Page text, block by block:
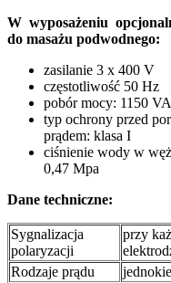
W wyposażeniu
do masażu podwodnego:
zasilanie 3 x 400 V
częstotliwość 50 Hz
pobór mocy: 1150 VA
typ ochrony przed
prądem: klasa I
ciśnienie wody w
0,47 Mpa
Dane techniczne:
Sygnalizacja
polaryzacji
przy
Rodzaje prądu